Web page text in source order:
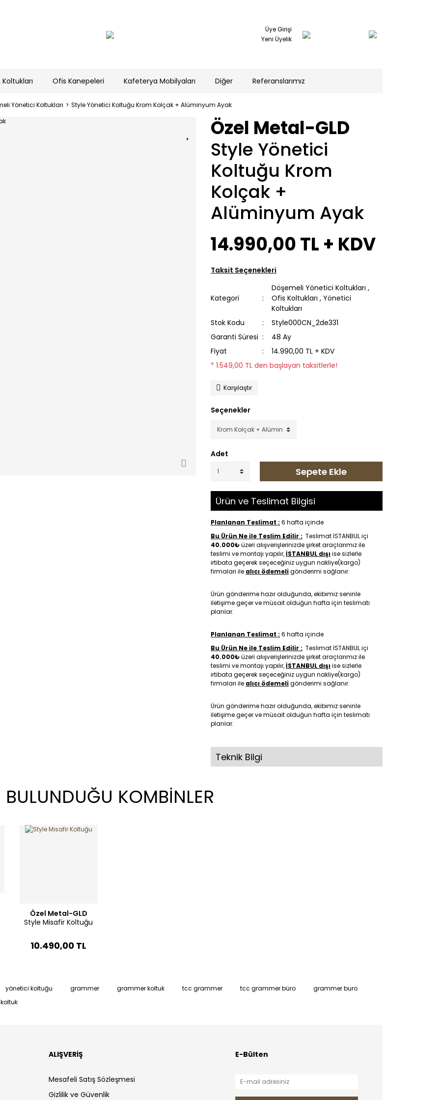
Üye Girişi
Yeni Üyelik
Ofis Kanepeleri Kafeterya Mobilyaları Diğer Referanslarımız
Yönetici Koltukları Style Yönetici Koltuğu Krom Kolçak + Alüminyum Ayak
Özel Metal-GLD
Style Yönetici
Koltuğu Krom
Kolçak +
Alüminyum Ayak
14.990,00 TL + KDV
Taksit Seçenekleri
Kategori
Döşemeli Yönetici Koltukları ,
Ofis Koltukları , Yönetici
Koltukları
Stok Kodu
Style000CN_2de331
Garanti Süresi
48 Ay
Fiyat
14.990,00 TL + KDV
* 1.549,00 TL den başlayan taksitlerle!
Karşılaştır
Seçenekler
Adet
Sepete Ekle
Ürün ve Teslimat Bilgisi
Planlanan Teslimat : 6 hafta içinde
Bu Ürün Ne ile Teslim Edilir : Teslimat İSTANBUL içi
40.000₺üzeri alışverişlerinizde şirket araçlarımız ile
teslimi ve montajı yapılır,İSTANBUL dışıise sizlerle
irtibata geçerek seçeceğiniz uygun nakliye(kargo)
firmaları ile alıcı ödemeligönderimi sağlanır.
Ürün gönderime hazır olduğunda, ekibimiz seninle
iletişime geçer ve müsait olduğun hafta için teslimatı
planlar.
Planlanan Teslimat : 6 hafta içinde
Bu Ürün Ne ile Teslim Edilir : Teslimat İSTANBUL içi
40.000₺üzeri alışverişlerinizde şirket araçlarımız ile
teslimi ve montajı yapılır,İSTANBUL dışıise sizlerle
irtibata geçerek seçeceğiniz uygun nakliye(kargo)
firmaları ile alıcı ödemeligönderimi sağlanır.
Ürün gönderime hazır olduğunda, ekibimiz seninle
iletişime geçer ve müsait olduğun hafta için teslimatı
planlar.
Teknik Bilgi
BULUNDUĞU KOMBİNLER
Özel Metal-GLD
Style Misafir Koltuğu
10.490,00 TL
yönetici koltuğu grammer grammer koltuk tcc grammer tcc grammer büro
grammer buro
ALIŞVERİŞ
Mesafeli Satış Sözleşmesi
Gizlilik ve Güvenlik
E-Bülten